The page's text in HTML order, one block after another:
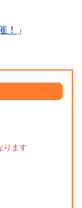
！ 」
ります